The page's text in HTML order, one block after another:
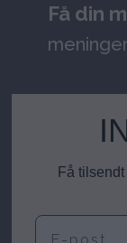
Få din
Få
E-post